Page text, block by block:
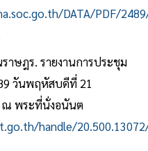
DATA/PDF/
าษฎร. รายงานการประชุม
วันพฤหัสบดีที่ 21
พระที่นั่งอนันต
handle/